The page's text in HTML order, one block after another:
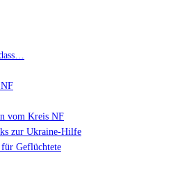
NF
vom Kreis NF
zur Ukraine-Hilfe
Geflüchtete